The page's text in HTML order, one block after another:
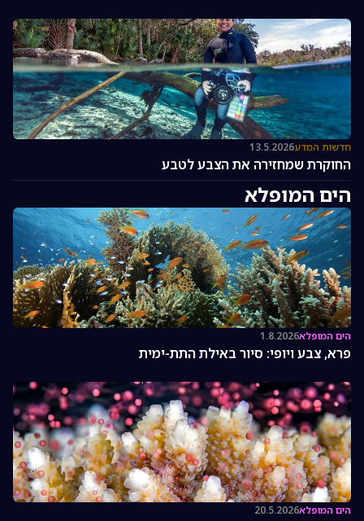
חדשות המדע13.5.2026
החוקרת שמחזירה את הצבע לטבע
הים המופלא
הים המופלא1.8.2026
פרא, צבע ויופי: סיור באילת התת-ימית
הים המופלא20.5.2026